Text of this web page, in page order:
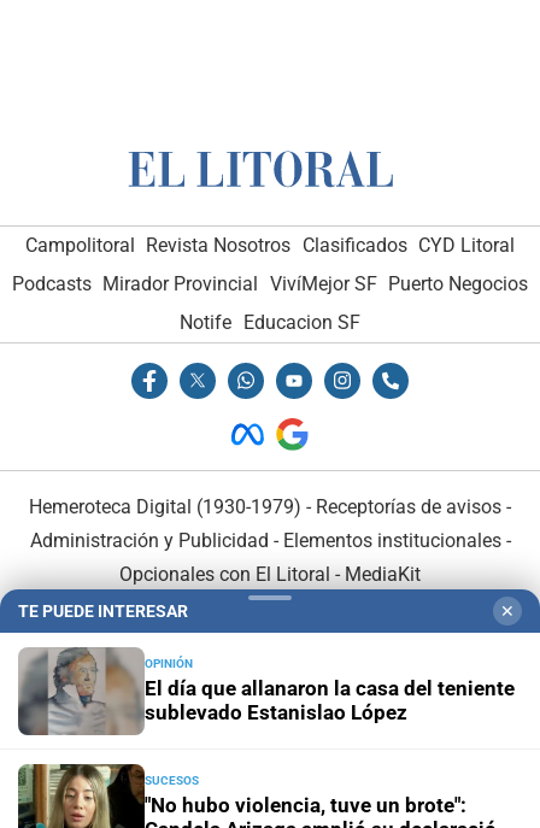
Campolitoral Revista Nosotros Clasificados CYD Litoral
Podcasts Mirador Provincial VivíMejor SF Puerto Negocios
Notife Educacion SF
Hemeroteca Digital (1930-1979) - Receptorías de avisos -
Administración y Publicidad - Elementos institucionales-
Opcionales con El Litoral - MediaKit
En Asociación con:
TE PUEDE INTERESAR ✕
OPINIÓN
El día que allanaron la casa del teniente
sublevado Estanislao López
SUCESOS
"No hubo violencia, tuve un brote":